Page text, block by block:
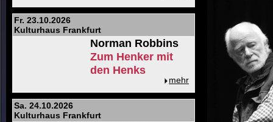
Fr. 23.10.2026
Kulturhaus Frankfurt
Norman Robbins
Zum Henker mit
den Henks
mehr
Sa. 24.10.2026
Kulturhaus Frankfurt